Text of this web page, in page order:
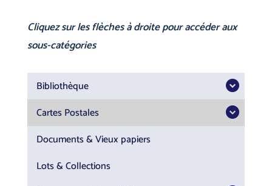
Cliquez sur les flèches à droite pour accéder aux
sous-catégories
Bibliothèque
Cartes Postales
Documents & Vieux papiers
Lots & Collections